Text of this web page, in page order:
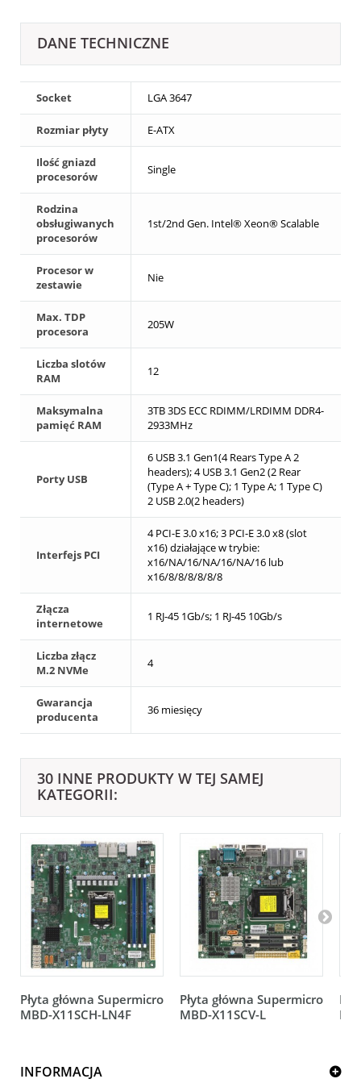
DANE TECHNICZNE
Socket LGA 3647
Rozmiar płyty E-ATX
Ilość gniazd
procesorów
Single
Rodzina
obsługiwanych
procesorów
1st/2nd Gen. Intel® Xeon® Scalable
Procesor w
zestawie
Nie
Max. TDP
procesora
205W
Liczba slotów
RAM
12
Maksymalna
pamięć RAM
3TB 3DS ECC RDIMM/LRDIMM DDR4-
2933MHz
Porty USB
6 USB 3.1 Gen1(4 Rears Type A 2
headers); 4 USB 3.1 Gen2 (2 Rear
(Type A + Type C); 1 Type A; 1 Type C)
2 USB 2.0(2 headers)
Interfejs PCI
4 PCI-E 3.0 x16; 3 PCI-E 3.0 x8 (slot
x16) działające w trybie:
x16/NA/16/NA/16/NA/16 lub
x16/8/8/8/8/8/8
Złącza
internetowe
1 RJ-45 1Gb/s; 1 RJ-45 10Gb/s
Liczba złącz
M.2 NVMe
4
Gwarancja
producenta
36 miesięcy
30 INNE PRODUKTY W TEJ SAMEJ
KATEGORII:
Płyta główna Supermicro
MBD-X11SCH-LN4F
Płyta główna Supermicro
MBD-X11SCV-L
INFORMACJA